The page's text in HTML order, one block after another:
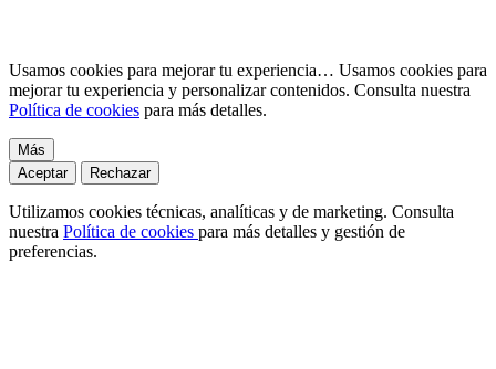
Usamos cookies para mejorar tu experiencia… Usamos cookies para
mejorar tu experiencia y personalizar contenidos. Consulta nuestra
Política de cookies para más detalles.
Más
Aceptar
Rechazar
Utilizamos cookies técnicas, analíticas y de marketing. Consulta
nuestra Política de cookies para más detalles y gestión de
preferencias.